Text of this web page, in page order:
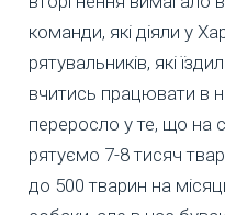
команди, які діяли у
рятувальників, які
вчитись працювати в
переросло у те, що на
рятуємо 7-8 тисяч
до 500 тварин на